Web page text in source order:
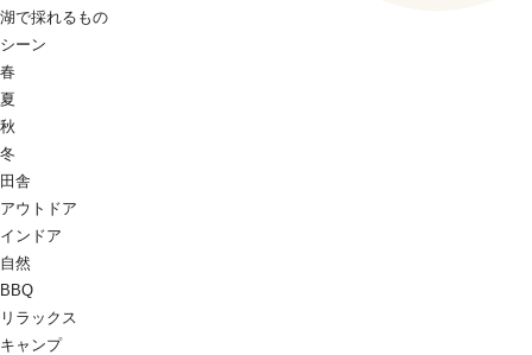
湖で採れるもの
シーン
春
夏
秋
冬
田舎
アウトドア
インドア
自然
BBQ
リラックス
キャンプ